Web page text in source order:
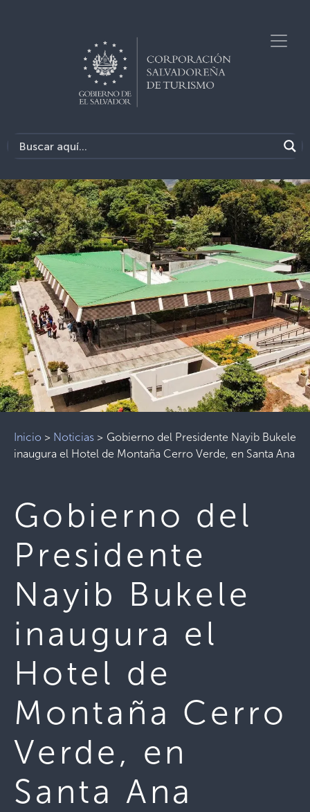
Inicio > Noticias > Gobierno del Presidente Nayib Bukele
inaugura el Hotel de Montaña Cerro Verde, en Santa Ana
Gobierno del
Presidente
Nayib Bukele
inaugura el
Hotel de
Montaña Cerro
Verde, en
Santa Ana